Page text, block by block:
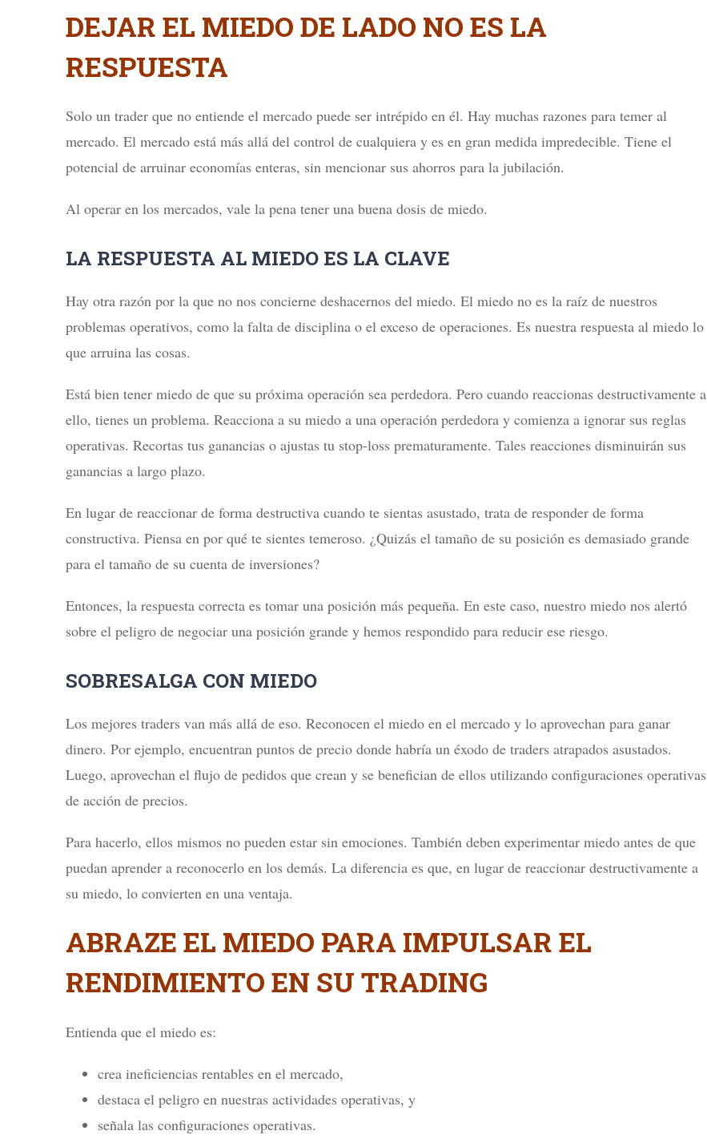
DEJAR EL MIEDO DE LADO NO ES LA
RESPUESTA
Solo un trader que no entiende el mercado puede ser intrépido en él. Hay muchas razones para temer al
mercado. El mercado está más allá del control de cualquiera y es en gran medida impredecible. Tiene el
potencial de arruinar economías enteras, sin mencionar sus ahorros para la jubilación.
Al operar en los mercados, vale la pena tener una buena dosis de miedo.
LA RESPUESTA AL MIEDO ES LA CLAVE
Hay otra razón por la que no nos concierne deshacernos del miedo. El miedo no es la raíz de nuestros
problemas operativos, como la falta de disciplina o el exceso de operaciones. Es nuestra respuesta al miedo lo
que arruina las cosas.
Está bien tener miedo de que su próxima operación sea perdedora. Pero cuando reaccionas destructivamente a
ello, tienes un problema. Reacciona a su miedo a una operación perdedora y comienza a ignorar sus reglas
operativas. Recortas tus ganancias o ajustas tu stop-loss prematuramente. Tales reacciones disminuirán sus
ganancias a largo plazo.
En lugar de reaccionar de forma destructiva cuando te sientas asustado, trata de responder de forma
constructiva. Piensa en por qué te sientes temeroso. ¿Quizás el tamaño de su posición es demasiado grande
para el tamaño de su cuenta de inversiones?
Entonces, la respuesta correcta es tomar una posición más pequeña. En este caso, nuestro miedo nos alertó
sobre el peligro de negociar una posición grande y hemos respondido para reducir ese riesgo.
SOBRESALGA CON MIEDO
Los mejores traders van más allá de eso. Reconocen el miedo en el mercado y lo aprovechan para ganar
dinero. Por ejemplo, encuentran puntos de precio donde habría un éxodo de traders atrapados asustados.
Luego, aprovechan el flujo de pedidos que crean y se benefician de ellos utilizando configuraciones operativas
de acción de precios.
Para hacerlo, ellos mismos no pueden estar sin emociones. También deben experimentar miedo antes de que
puedan aprender a reconocerlo en los demás. La diferencia es que, en lugar de reaccionar destructivamente a
su miedo, lo convierten en una ventaja.
ABRAZE EL MIEDO PARA IMPULSAR EL
RENDIMIENTO EN SU TRADING
Entienda que el miedo es:
crea ineficiencias rentables en el mercado,
destaca el peligro en nuestras actividades operativas, y
señala las configuraciones operativas.